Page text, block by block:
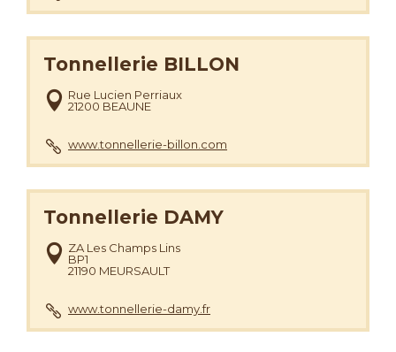
Tonnellerie BILLON
Rue Lucien Perriaux
21200 BEAUNE
www.tonnellerie-billon.com
Tonnellerie DAMY
ZA Les Champs Lins
BP1
21190 MEURSAULT
www.tonnellerie-damy.fr